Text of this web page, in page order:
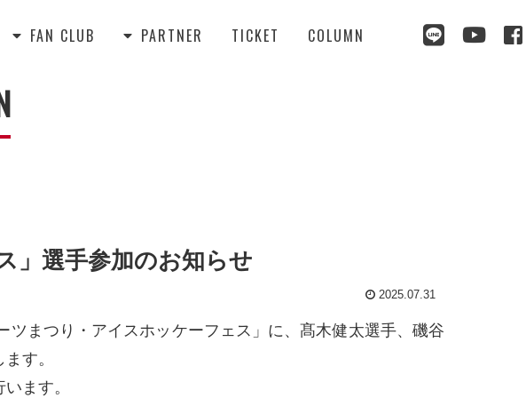
 FAN CLUB  PARTNER TICKET COLUMN   
」選手参加のお知らせ
2025.07.31
まつり・アイスホッケーフェス」に、髙木健太選手、磯谷
す。
ます。